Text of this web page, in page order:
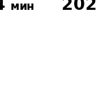
мин 202